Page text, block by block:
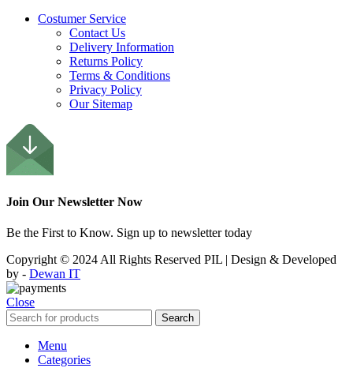
Costumer Service
Contact Us
Delivery Information
Returns Policy
Terms & Conditions
Privacy Policy
Our Sitemap
Join Our Newsletter Now
Be the First to Know. Sign up to newsletter today
Copyright © 2024 All Rights Reserved PIL | Design & Developed
by - Dewan IT
Close
Search
Menu
Categories